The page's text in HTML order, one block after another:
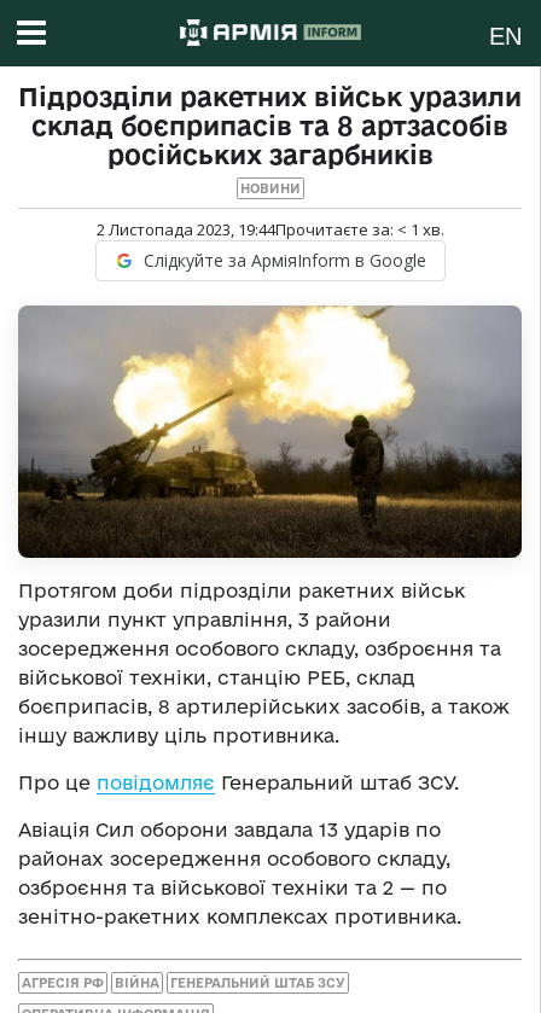
EN
Підрозділи ракетних військ уразили
склад боєприпасів та 8 артзасобів
російських загарбників
НОВИНИ
2 Листопада 2023, 19:44Прочитаєте за: < 1 хв.
Слідкуйте за АрміяInform в Google
Протягом доби підрозділи ракетних військ
уразили пункт управління, 3 райони
зосередження особового складу, озброєння та
військової техніки, станцію РЕБ, склад
боєприпасів, 8 артилерійських засобів, а також
іншу важливу ціль противника.
Про це повідомляє Генеральний штаб ЗСУ.
Авіація Сил оборони завдала 13 ударів по
районах зосередження особового складу,
озброєння та військової техніки та 2 — по
зенітно-ракетних комплексах противника.
АГРЕСІЯ РФ ВІЙНА ГЕНЕРАЛЬНИЙ ШТАБ ЗСУ